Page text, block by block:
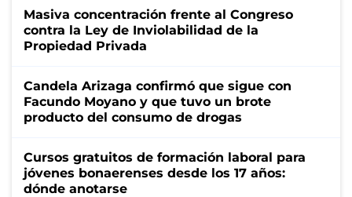
Masiva concentración frente al Congreso
contra la Ley de Inviolabilidad de la
Propiedad Privada
Candela Arizaga confirmó que sigue con
Facundo Moyano y que tuvo un brote
producto del consumo de drogas
Cursos gratuitos de formación laboral para
jóvenes bonaerenses desde los 17 años:
dónde anotarse